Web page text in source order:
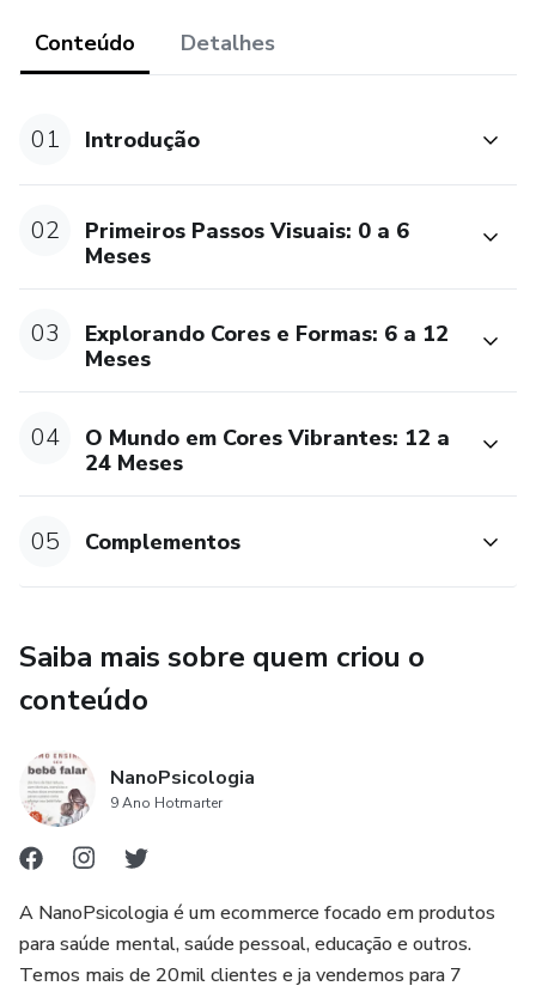
Desenvolvimento Cognitivo à Montessori: O kit vai além
da estimulação visual, também potencializando o
base nos princípios Montessori de auto-descoberta e
Qualidade Montessori: Comprometidos com a excelência
Montessori, todos os estímulos são criados com imagens
Bônus Exclusivos!
Acompanhando o kit, você recebe materiais adicionais que
complementam a abordagem Montessori:
reconhecendo padrões Montessori.
animais e lares.
Frutas e Vegetais: Apresentação colorida de alimentos
Animais Africanos: Maravilhe-se com a diversidade da vida
selvagem.
Instrumentos Musicais: Visualmente, entre no mundo
musical Montessori.
Conteúdo Detalhes
01 Introdução
02
Primeiros Passos Visuais: 0 a 6
Meses
03
Explorando Cores e Formas: 6 a 12
Meses
04
O Mundo em Cores Vibrantes: 12 a
24 Meses
05 Complementos
Saiba mais sobre quem criou o
conteúdo
NanoPsicologia
9 Ano Hotmarter
A NanoPsicologia é um ecommerce focado em produtos
para saúde mental, saúde pessoal, educação e outros.
Temos mais de 20mil clientes e ja vendemos para 7